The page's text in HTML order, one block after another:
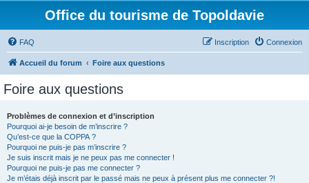
Office du tourisme de Topoldavie
FAQ Connexion
Inscription
Accueil du forum Foire aux questions
Foire aux questions
Problèmes de connexion et d’inscription
Pourquoi ai-je besoin de m’inscrire ?
Qu’est-ce que la COPPA ?
Pourquoi ne puis-je pas m’inscrire ?
Je suis inscrit mais je ne peux pas me connecter !
Pourquoi ne puis-je pas me connecter ?
Je m’étais déjà inscrit par le passé mais ne peux à présent plus me connecter ?!